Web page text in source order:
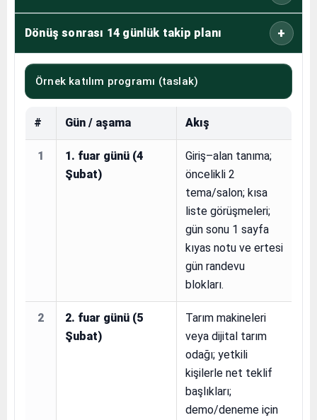
Dönüş sonrası 14 günlük takip planı
Örnek katılım programı (taslak)
# Gün / aşama Akış
1
1. fuar günü (4
Şubat)
Giriş–alan tanıma;
öncelikli 2
tema/salon; kısa
liste görüşmeleri;
gün sonu 1 sayfa
kıyas notu ve ertesi
gün randevu
blokları.
2
2. fuar günü (5
Şubat)
Tarım makineleri
veya dijital tarım
odağı; yetkili
kişilerle net teklif
başlıkları;
demo/deneme için